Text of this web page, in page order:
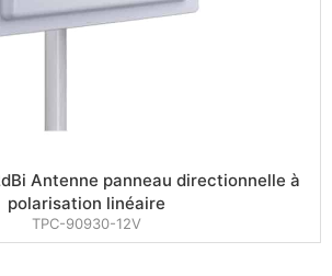
Antenne panneau directionnelle à
polarisation linéaire
TPC-90930-12V